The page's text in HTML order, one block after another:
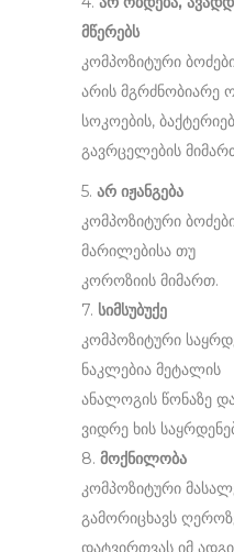
მწერებს
კომპოზიტური
არის მგრძნობიარე
სოკოების,
გავრცელების
5. არ იჟანგება
კომპოზიტური
მარილებისა თუ
კოროზიის მიმართ.
7. სიმსუბუქე
კომპოზიტური
ნაკლებია მეტალის
ანალოგის წონაზე
ვიდრე ხის
8. მოქნილობა
კომპოზიტური
გამორიცხავს
დატვირთვას იმ